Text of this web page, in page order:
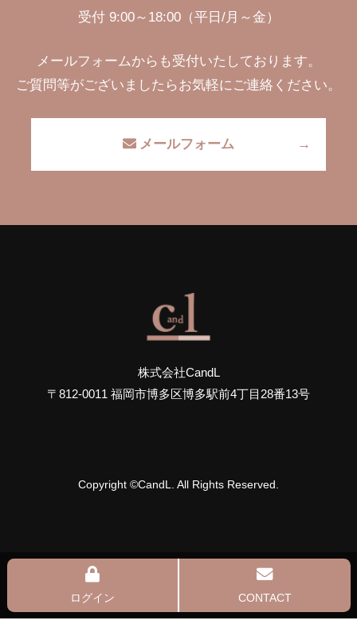
ログイン CONTACT
受付 9:00～18:00（平日/月～金）
メールフォームからも受付いたしております。
ご質問等がございましたらお気軽にご連絡ください。
メールフォーム
株式会社CandL
〒812-0011 福岡市博多区博多駅前4丁目28番13号
Copyright ©CandL. All Rights Reserved.